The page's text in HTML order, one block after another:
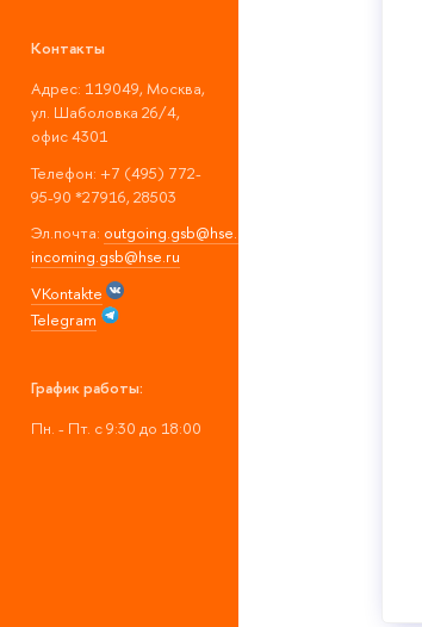
Контакты
Адрес: 119049, Москва,
ул. Шаболовка 26/4,
офис 4301
Телефон: +7 (495) 772-
95-90 *27916, 28503
Эл.почта: outgoing.gsb@hse.ru
incoming.gsb@hse.ru
VKontakte
Telegram
График работы:
Пн. - Пт. с 9:30 до 18:00